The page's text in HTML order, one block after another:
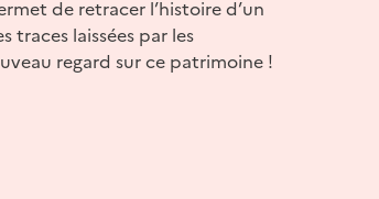
de retracer l’histoire d’un
traces laissées par les
regard sur ce patrimoine !